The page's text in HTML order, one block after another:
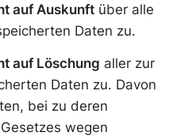
auf Auskunft über alle
Daten zu.
auf Löschung aller zur
Daten zu. Davon
bei zu deren
wegen